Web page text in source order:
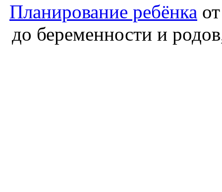
Планирование ребёнка
до беременности и